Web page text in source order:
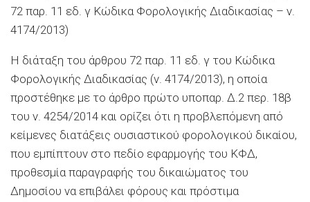
72 παρ. 11 εδ. γ Κώδικα Φορολογικής Διαδικασίας – ν.
4174/2013)
Η διάταξη του άρθρου 72 παρ. 11 εδ. γ του Κώδικα
Φορολογικής Διαδικασίας (ν. 4174/2013), η οποία
προστέθηκε με το άρθρο πρώτο υποπαρ. Δ.2 περ. 18β
του ν. 4254/2014 και ορίζει ότι η προβλεπόμενη από
κείμενες διατάξεις ουσιαστικού φορολογικού δικαίου,
που εμπίπτουν στο πεδίο εφαρμογής του ΚΦΔ,
προθεσμία παραγραφής του δικαιώματος του
Δημοσίου να επιβάλει φόρους και πρόστιμα